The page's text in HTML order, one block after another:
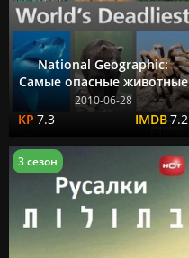
National Geographic:
Самые опасные животные
2010-06-28
7.3 7.2
3 сезон